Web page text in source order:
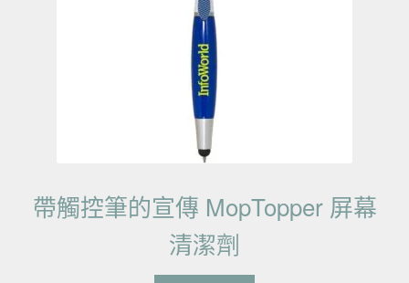
帶觸控筆的宣傳 MopTopper 屏幕
清潔劑